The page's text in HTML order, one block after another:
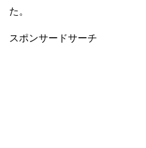
た。
スポンサードサーチ